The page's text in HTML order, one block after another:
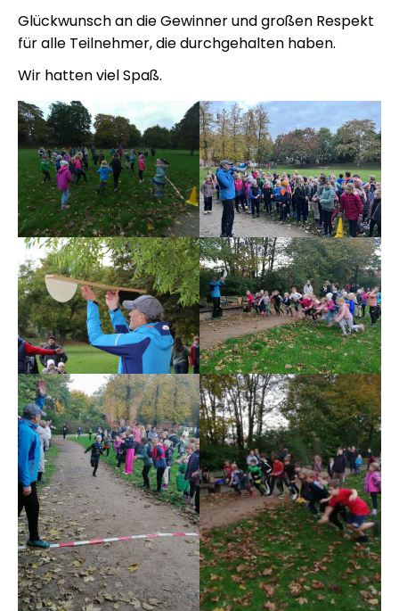
Glückwunsch an die Gewinner und großen Respekt
für alle Teilnehmer, die durchgehalten haben.
Wir hatten viel Spaß.